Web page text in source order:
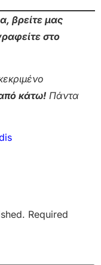
βρείτε μας
στο
κάτω! Πάντα
Required